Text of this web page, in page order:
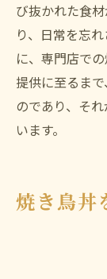
び抜かれた食
り、日常を忘
に、専門店で
提供に至るま
のであり、そ
います。
焼き鳥丼